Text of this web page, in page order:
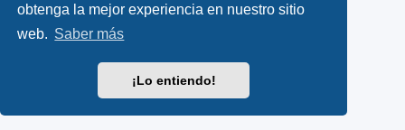
obtenga la mejor experiencia en nuestro sitio
web. Saber más
¡Lo entiendo!